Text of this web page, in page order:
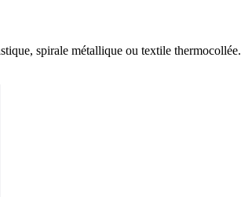
spirale métallique ou textile thermocollée.